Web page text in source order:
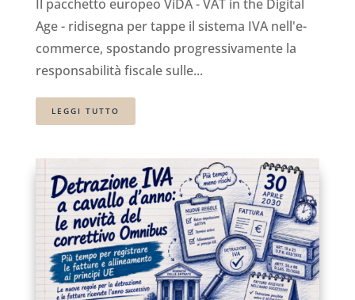
Il pacchetto europeo ViDA - VAT in the Digital
Age - ridisegna per tappe il sistema IVA nell'e-
commerce, spostando progressivamente la
responsabilità fiscale sulle...
LEGGI TUTTO